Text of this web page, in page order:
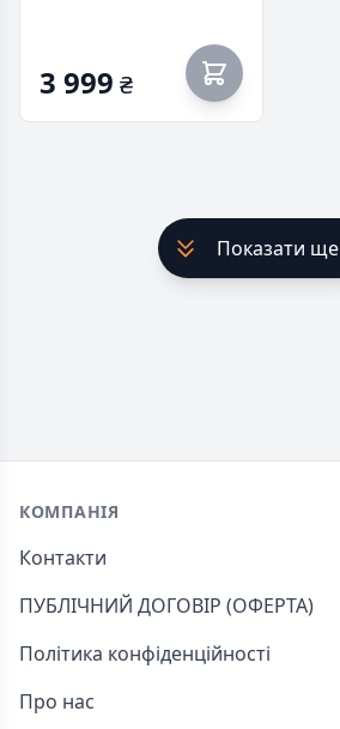
3 999 ₴
Показати ще
Footer
КОМПАНІЯ
Контакти
ПУБЛІЧНИЙ ДОГОВІР (ОФЕРТА)
Політика конфіденційності
Про нас